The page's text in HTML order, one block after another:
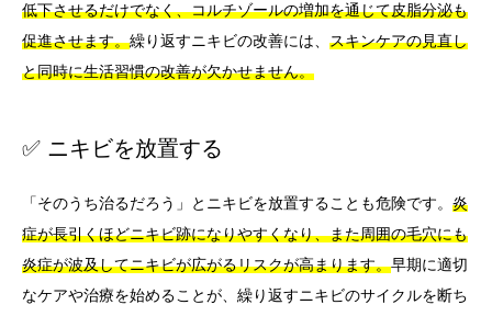
低下させるだけでなく、コルチゾールの増加を通じて皮脂分泌も
促進させます。繰り返すニキビの改善には、 スキンケアの見直し
と同時に生活習慣の改善が欠かせません。
✅ ニキビを放置する
「そのうち治るだろう」とニキビを放置することも危険です。 炎
症が長引くほどニキビ跡になりやすくなり、また周囲の毛穴にも
炎症が波及してニキビが広がるリスクが高まります。早期に適切
なケアや治療を始めることが、繰り返すニキビのサイクルを断ち